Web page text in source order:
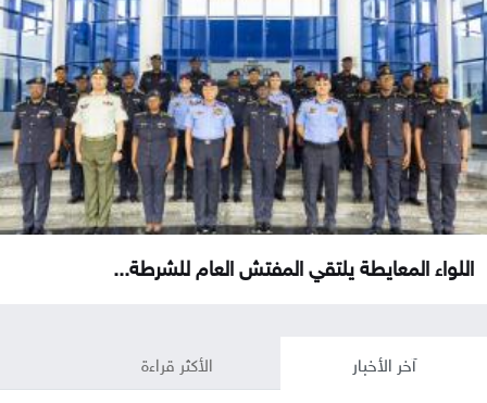
اللواء المعايطة يلتقي المفتش العام للشرطة...
آخر الأخبار الأكثر قراءة